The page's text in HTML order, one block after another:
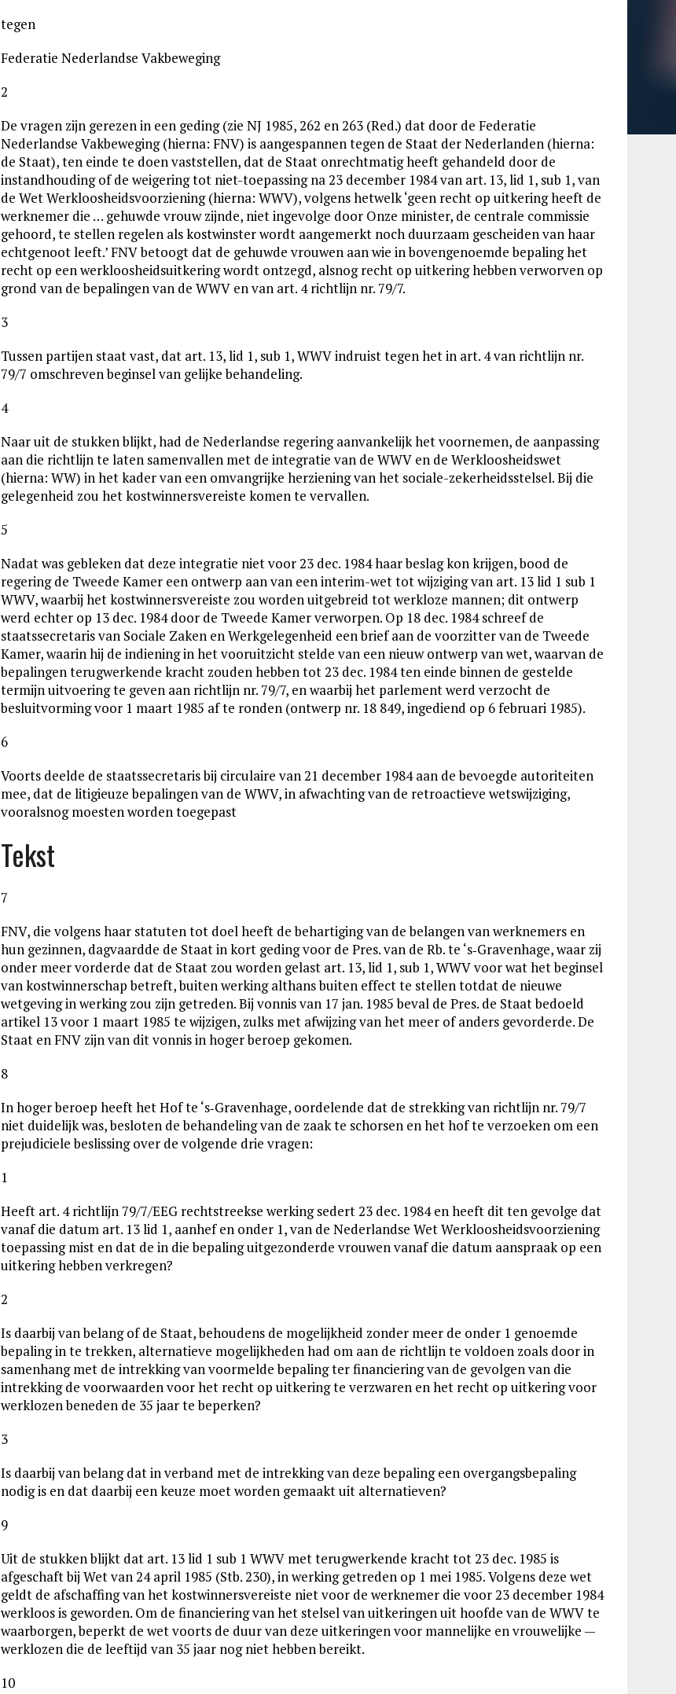
tegen
Federatie Nederlandse Vakbeweging
2
De vragen zijn gerezen in een geding (zie NJ 1985, 262 en 263 (Red.) dat door de Federatie
Nederlandse Vakbeweging (hierna: FNV) is aangespannen tegen de Staat der Nederlanden (hierna:
de Staat), ten einde te doen vaststellen, dat de Staat onrechtmatig heeft gehandeld door de
instandhouding of de weigering tot niet-toepassing na 23 december 1984 van art. 13, lid 1, sub 1, van
de Wet Werkloosheidsvoorziening (hierna: WWV), volgens hetwelk ‘geen recht op uitkering heeft de
werknemer die … gehuwde vrouw zijnde, niet ingevolge door Onze minister, de centrale commissie
gehoord, te stellen regelen als kostwinster wordt aangemerkt noch duurzaam gescheiden van haar
echtgenoot leeft.’ FNV betoogt dat de gehuwde vrouwen aan wie in bovengenoemde bepaling het
recht op een werkloosheidsuitkering wordt ontzegd, alsnog recht op uitkering hebben verworven op
grond van de bepalingen van de WWV en van art. 4 richtlijn nr. 79/7.
3
Tussen partijen staat vast, dat art. 13, lid 1, sub 1, WWV indruist tegen het in art. 4 van richtlijn nr.
79/7 omschreven beginsel van gelijke behandeling.
4
Naar uit de stukken blijkt, had de Nederlandse regering aanvankelijk het voornemen, de aanpassing
aan die richtlijn te laten samenvallen met de integratie van de WWV en de Werkloosheidswet
(hierna: WW) in het kader van een omvangrijke herziening van het sociale-zekerheidsstelsel. Bij die
gelegenheid zou het kostwinnersvereiste komen te vervallen.
5
Nadat was gebleken dat deze integratie niet voor 23 dec. 1984 haar beslag kon krijgen, bood de
regering de Tweede Kamer een ontwerp aan van een interim-wet tot wijziging van art. 13 lid 1 sub 1
WWV, waarbij het kostwinnersvereiste zou worden uitgebreid tot werkloze mannen; dit ontwerp
werd echter op 13 dec. 1984 door de Tweede Kamer verworpen. Op 18 dec. 1984 schreef de
staatssecretaris van Sociale Zaken en Werkgelegenheid een brief aan de voorzitter van de Tweede
Kamer, waarin hij de indiening in het vooruitzicht stelde van een nieuw ontwerp van wet, waarvan de
bepalingen terugwerkende kracht zouden hebben tot 23 dec. 1984 ten einde binnen de gestelde
termijn uitvoering te geven aan richtlijn nr. 79/7, en waarbij het parlement werd verzocht de
besluitvorming voor 1 maart 1985 af te ronden (ontwerp nr. 18 849, ingediend op 6 februari 1985).
6
Voorts deelde de staatssecretaris bij circulaire van 21 december 1984 aan de bevoegde autoriteiten
mee, dat de litigieuze bepalingen van de WWV, in afwachting van de retroactieve wetswijziging,
vooralsnog moesten worden toegepast
Tekst
7
FNV, die volgens haar statuten tot doel heeft de behartiging van de belangen van werknemers en
hun gezinnen, dagvaardde de Staat in kort geding voor de Pres. van de Rb. te ‘s‑Gravenhage, waar zij
onder meer vorderde dat de Staat zou worden gelast art. 13, lid 1, sub 1, WWV voor wat het beginsel
van kostwinnerschap betreft, buiten werking althans buiten effect te stellen totdat de nieuwe
wetgeving in werking zou zijn getreden. Bij vonnis van 17 jan. 1985 beval de Pres. de Staat bedoeld
artikel 13 voor 1 maart 1985 te wijzigen, zulks met afwijzing van het meer of anders gevorderde. De
Staat en FNV zijn van dit vonnis in hoger beroep gekomen.
8
In hoger beroep heeft het Hof te ‘s‑Gravenhage, oordelende dat de strekking van richtlijn nr. 79/7
niet duidelijk was, besloten de behandeling van de zaak te schorsen en het hof te verzoeken om een
prejudiciele beslissing over de volgende drie vragen:
1
Heeft art. 4 richtlijn 79/7/EEG rechtstreekse werking sedert 23 dec. 1984 en heeft dit ten gevolge dat
vanaf die datum art. 13 lid 1, aanhef en onder 1, van de Nederlandse Wet Werkloosheidsvoorziening
toepassing mist en dat de in die bepaling uitgezonderde vrouwen vanaf die datum aanspraak op een
uitkering hebben verkregen?
2
Is daarbij van belang of de Staat, behoudens de mogelijkheid zonder meer de onder 1 genoemde
bepaling in te trekken, alternatieve mogelijkheden had om aan de richtlijn te voldoen zoals door in
samenhang met de intrekking van voormelde bepaling ter financiering van de gevolgen van die
intrekking de voorwaarden voor het recht op uitkering te verzwaren en het recht op uitkering voor
werklozen beneden de 35 jaar te beperken?
3
Is daarbij van belang dat in verband met de intrekking van deze bepaling een overgangsbepaling
nodig is en dat daarbij een keuze moet worden gemaakt uit alternatieven?
9
Uit de stukken blijkt dat art. 13 lid 1 sub 1 WWV met terugwerkende kracht tot 23 dec. 1985 is
afgeschaft bij Wet van 24 april 1985 (Stb. 230), in werking getreden op 1 mei 1985. Volgens deze wet
geldt de afschaffing van het kostwinnersvereiste niet voor de werknemer die voor 23 december 1984
werkloos is geworden. Om de financiering van het stelsel van uitkeringen uit hoofde van de WWV te
waarborgen, beperkt de wet voorts de duur van deze uitkeringen voor mannelijke en vrouwelijke —
werklozen die de leeftijd van 35 jaar nog niet hebben bereikt.
10